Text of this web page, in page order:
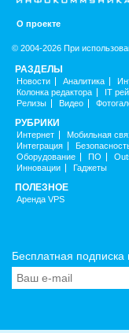
О проекте
© 2004-2026 При
РАЗДЕЛЫ
Новости Аналитика
Колонка редактора
IT
Релизы
Видео
РУБРИКИ
Интернет Мобильная
Интеграция
Оборудование
ПО
Инновации
Гаджеты
ПОЛЕЗНОЕ
Аренда VPS
Бесплатная